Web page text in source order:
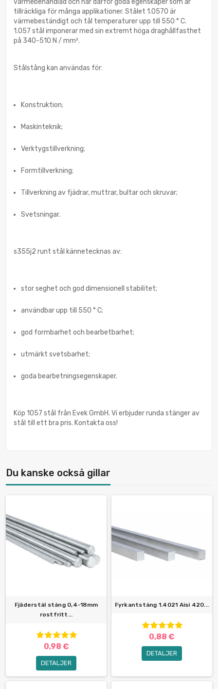
värmebehandlad och har därför goda egenskaper som är
tillräckliga för många applikationer. Stålet 1.0570 är
värmebeständigt och tål temperaturer upp till 550 ° C.
1.057 stål imponerar med sin extremt höga draghållfasthet
på 340-510 N / mm².
Stålstång kan användas för:
Konstruktion;
Maskinteknik;
Verktygstillverkning;
Formtillverkning;
Tillverkning av fjädrar, muttrar, bultar och skruvar;
Svetsningar.
s355j2 runt stål kännetecknas av:
stor seghet och god dimensionell stabilitet;
användbar upp till 550 ° C;
god formbarhet och bearbetbarhet;
utmärkt svetsbarhet;
goda bearbetningsegenskaper.
Köp 1057 stål från Evek GmbH. Vi erbjuder runda stänger av
stål till ett bra pris. Kontakta oss!
Du kanske också gillar
Fjäderstål stång 0,4-18mm
rostfritt...
0,98 €
DETALJER
Fyrkantstång 1.4021 Aisi 420...
0,88 €
DETALJER